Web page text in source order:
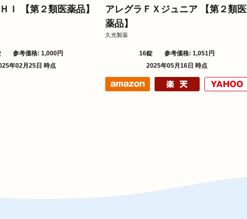
Ｉ 【第２類医薬品】
参考価格: 1,000円
年02月25日 時点
アレグラＦＸジュニア 【第２類医
薬品】
久光製薬
16錠
参考価格: 1,051円
2025年05月16日 時点